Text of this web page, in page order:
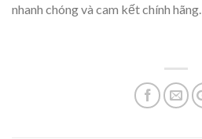
nhanh chóng và cam kết chính hãng.